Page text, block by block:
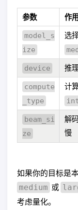
参数 作用
model_s
ize
选
device 推
compute
_type
计
beam_si
ze
解
慢
如果你的目标是
medium 或
考虑量化。